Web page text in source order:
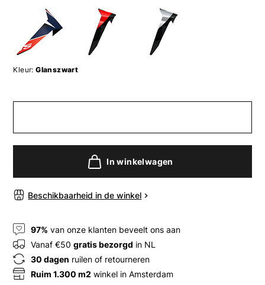
Kleur: Glanszwart
In winkelwagen
Beschikbaarheid in de winkel
97% van onze klanten beveelt ons aan
Vanaf €50gratis bezorgd in NL
30 dagen ruilen of retourneren
Ruim 1.300 m2 winkel in Amsterdam